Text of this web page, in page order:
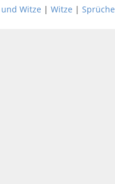
Witze | Witze | Sprüche